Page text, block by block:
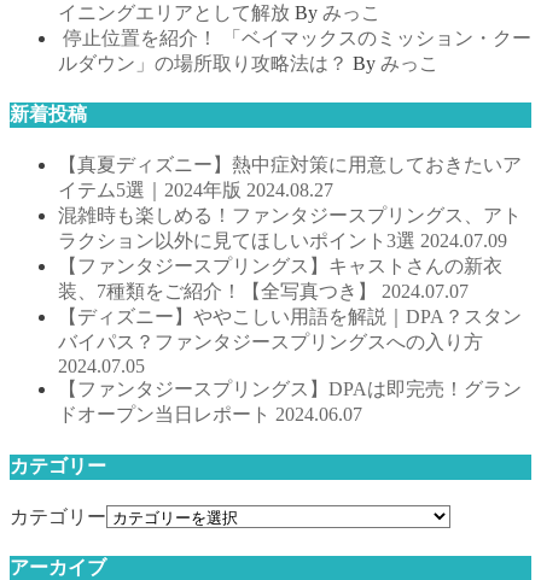
イニングエリアとして解放 By みっこ
停止位置を紹介！ 「ベイマックスのミッション・クー
ルダウン」の場所取り攻略法は？ By みっこ
新着投稿
【真夏ディズニー】熱中症対策に用意しておきたいア
イテム5選｜2024年版 2024.08.27
混雑時も楽しめる！ファンタジースプリングス、アト
ラクション以外に見てほしいポイント3選 2024.07.09
【ファンタジースプリングス】キャストさんの新衣
装、7種類をご紹介！【全写真つき】 2024.07.07
【ディズニー】ややこしい用語を解説｜DPA？スタン
バイパス？ファンタジースプリングスへの入り方
2024.07.05
【ファンタジースプリングス】DPAは即完売！グラン
ドオープン当日レポート 2024.06.07
カテゴリー
カテゴリー
アーカイブ